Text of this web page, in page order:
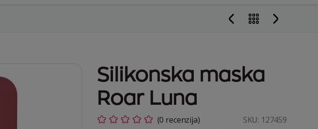
Silikonska maska
Roar Luna
(0 recenzija) SKU: 127459